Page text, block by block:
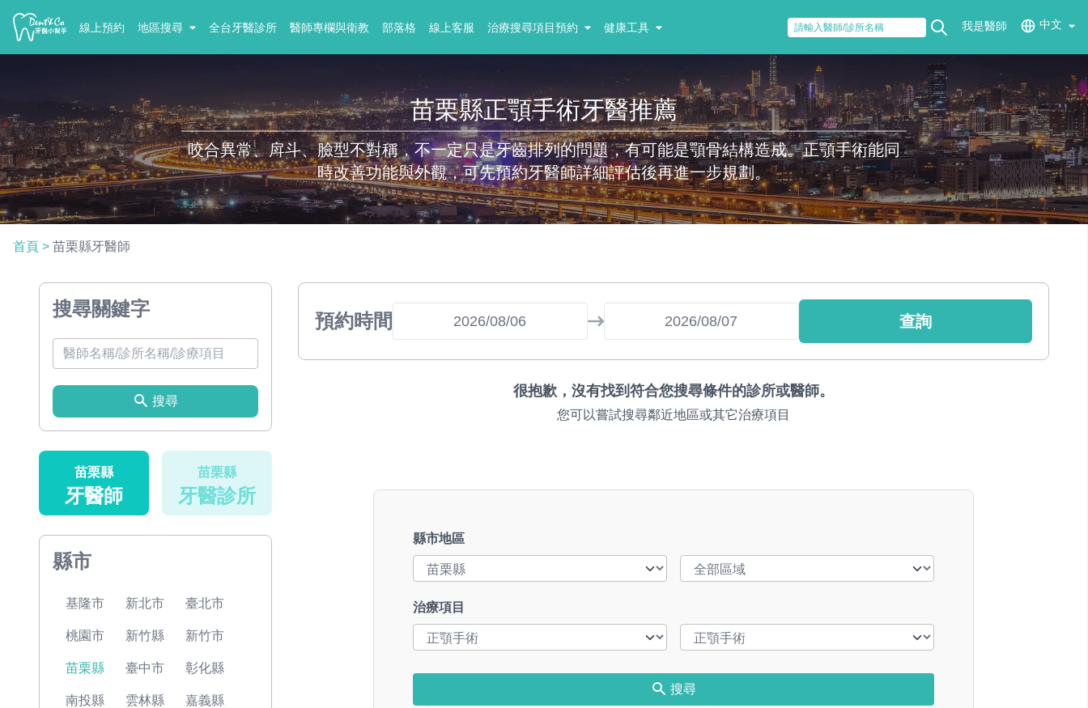
線上預約 地區搜尋 全台牙醫診所 醫師專欄與衛教 部落格 線上客服 治療搜尋項目預約 健康工具 我是醫師 中文
苗栗縣正顎手術牙醫推薦
咬合異常、戽斗、臉型不對稱，不一定只是牙齒排列的問題，有可能是顎骨結構造成。正顎手術能同
時改善功能與外觀，可先預約牙醫師詳細評估後再進一步規劃。
首頁 > 苗栗縣牙醫師
搜尋關鍵字
搜尋
苗栗縣
牙醫師
苗栗縣
牙醫診所
縣市
基隆市 新北市 臺北市
桃園市 新竹縣 新竹市
苗栗縣 臺中市 彰化縣
南投縣 雲林縣 嘉義縣
預約時間 查詢
很抱歉，沒有找到符合您搜尋條件的診所或醫師。
您可以嘗試搜尋鄰近地區或其它治療項目
縣市地區
治療項目
搜尋